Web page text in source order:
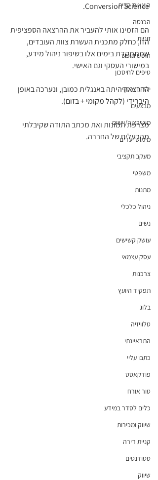
הוצאות הבית
הכנסה
זוגיות
חופש ונופש
טיפים לחיסכון
ילדים וכסף
מבצעים
מוטיבציה/יישום
מימוש יעדים
מעקב תקציבי
משפטי
מתנות
ניהול כלכלי
נשים
עושק קשישים
עסק עצמאי
צרכנות
תפקיד היועץ
בלוג
טלוויזיה
התראיינתי
כתבו עליי
פודקאסט
טור אורח
כלים לסדר במידע
שיווק ומכירות
קניית דירה
סטודנטים
שיווק
Conversion Science.
הם הזמינו אותי להעביר את ההרצאה הספציפית
הזו, כחלק מתכנית העשרת צוות העובדים,
שמתמקדת בימים אלו בשיפור ניהול מידע,
במישורי העסקי וגם האישי.
ההרצאה היתה באנגלית כמובן, ונערכה באופן
היברידי (לקהל מקומי + בזום).
מצרפת תמונות ואת מכתב התודה שקיבלתי
מהבעלים של החברה.